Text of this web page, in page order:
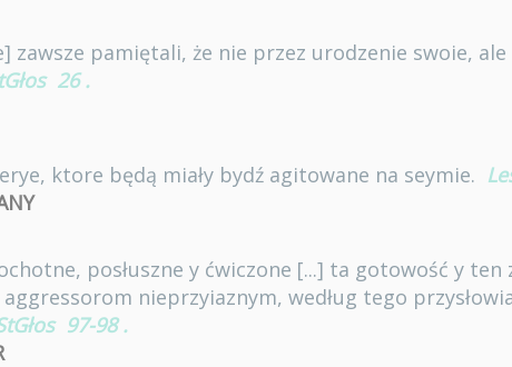
zawsze pamiętali, że nie przez urodzenie swoie,
26 .
ktore będą miały bydź agitowane na seymie.
posłuszne y ćwiczone [...] ta gotowość y ten
nieprzyiaznym, według tego
97-98 .